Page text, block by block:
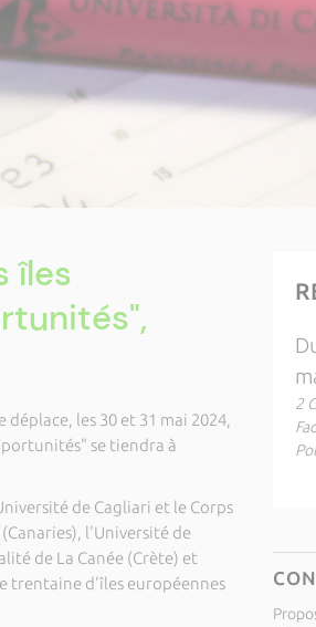
îles
déplace, les 30 et 31 mai 2024,
se tiendra à
de Cagliari et le Corps
l'Université de
de La Canée (Crète) et
trentaine d'îles européennes
2